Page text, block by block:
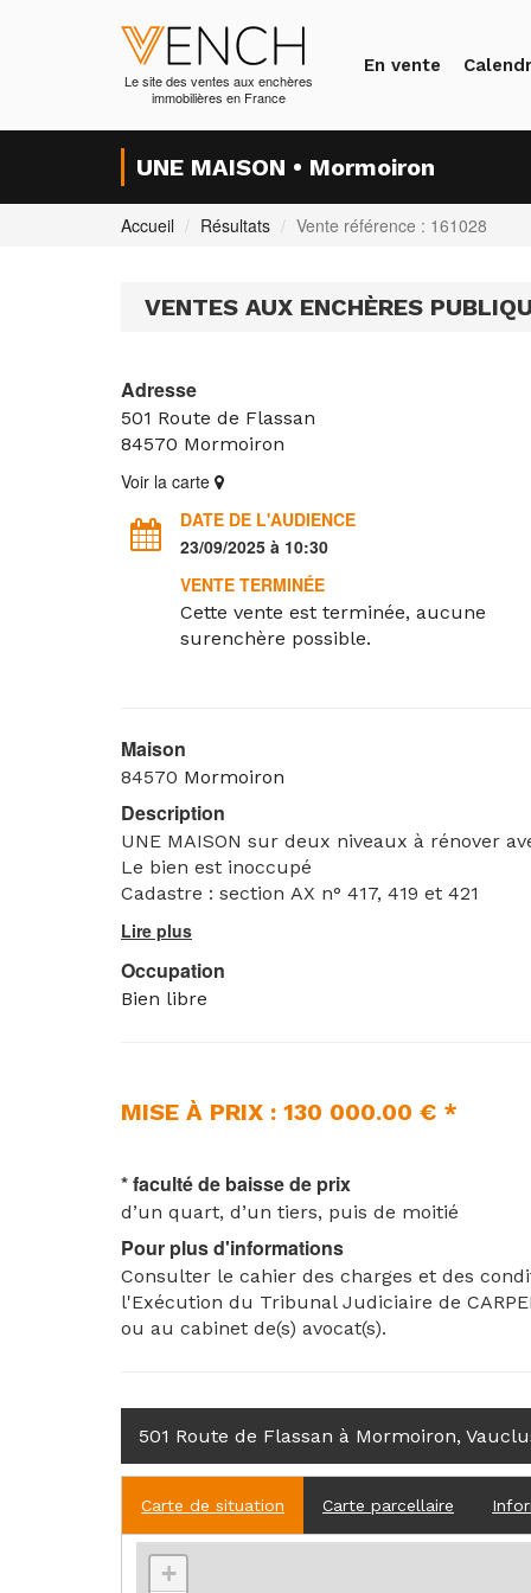
Le site des ventes aux enchères
immobilières en France
En vente
UNE MAISON • Mormoiron
Accueil Résultats Vente référence : 161028
VENTES AUX ENCHÈRES
Adresse
501 Route de Flassan
84570 Mormoiron
Voir la carte
DATE DE L'AUDIENCE
23/09/2025 à 10:30
VENTE TERMINÉE
Cette vente est terminée, aucune
surenchère possible.
Maison
84570 Mormoiron
Description
UNE
Le bien est inoccupé
Cadastre : section AX n° 417, 419 et 421
Occupation
Bien libre
MISE À PRIX : 130 000.00 € *
* faculté de baisse de prix
d’un quart, d’un tiers, puis de moitié
Pour plus d'informations
Consulter le cahier des charges et des
l'Exécution du Tribunal Judiciaire de
ou au cabinet de(s) avocat(s).
501 Route de Flassan à Mormoiron,
Carte de situation Carte parcellaire
+